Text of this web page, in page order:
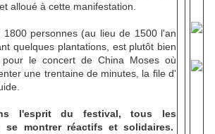
alloué à cette manifestation.
1800 personnes (au lieu de 1500 l'an
quelques plantations, est plutôt bien
le concert de China Moses où
une trentaine de minutes, la file d'
l'esprit du festival, tous les
se montrer réactifs et solidaires.